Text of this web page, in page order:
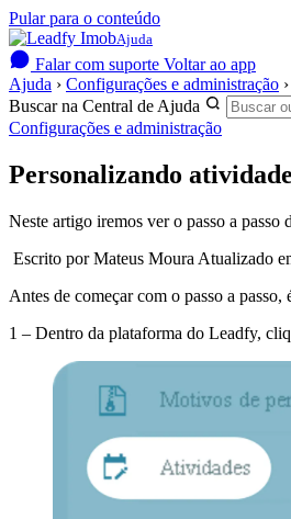
Pular para o conteúdo
Ajuda
Falar com suporte Voltar ao app
Ajuda › Configurações e administração ›
Buscar na Central de Ajuda
Configurações e administração
Personalizando
Neste artigo iremos ver o passo a
Escrito por Mateus Moura Atualizado
Antes de começar com o passo a
1 – Dentro da plataforma do Leadfy,